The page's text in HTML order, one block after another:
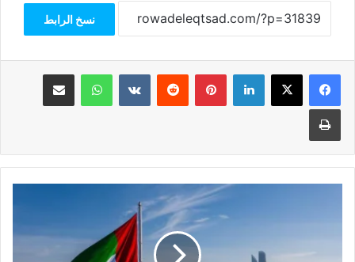
نسخ الرابط
فيسبوك‫X لينكدإن بينتيريست واتساب مشاركة عبر البريد
طباعة